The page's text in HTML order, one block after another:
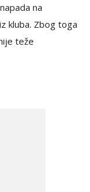
na
kluba. Zbog toga
teže